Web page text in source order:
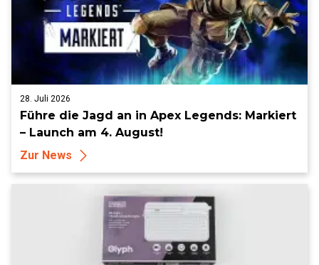
28. Juli 2026
Führe die Jagd an in Apex Legends: Markiert
– Launch am 4. August!
Zur News